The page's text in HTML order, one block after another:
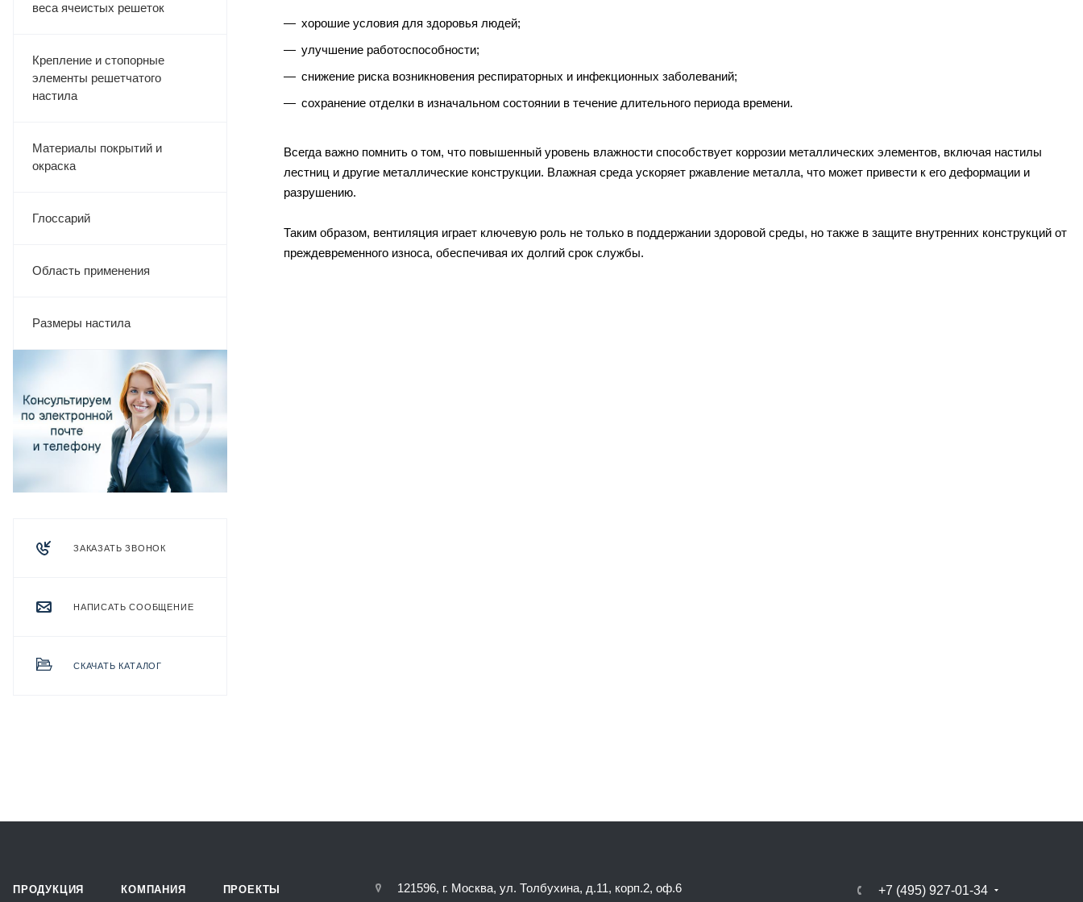
веса ячеистых решеток
Крепление и стопорные
элементы решетчатого
настила
Материалы покрытий и
окраска
Глоссарий
Область применения
Размеры настила
ЗАКАЗАТЬ ЗВОНОК
НАПИСАТЬ СООБЩЕНИЕ
СКАЧАТЬ КАТАЛОГ
хорошие условия для здоровья людей;
улучшение работоспособности;
снижение риска возникновения респираторных и инфекционных заболеваний;
сохранение отделки в изначальном состоянии в течение длительного периода времени.
Всегда важно помнить о том, что повышенный уровень влажности способствует коррозии металлических элементов, включая настилы
лестниц и другие металлические конструкции. Влажная среда ускоряет ржавление металла, что может привести к его деформации и
разрушению.
Таким образом, вентиляция играет ключевую роль не только в поддержании здоровой среды, но также в защите внутренних конструкций от
преждевременного износа, обеспечивая их долгий срок службы.
ПРОДУКЦИЯ КОМПАНИЯ ПРОЕКТЫ 121596, г. Москва, ул. Толбухина, д.11, корп.2, оф.6 +7 (495) 927-01-34